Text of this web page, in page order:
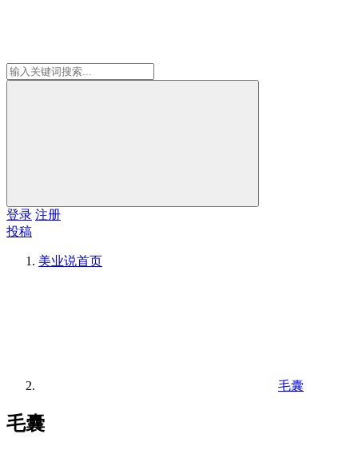
登录 注册
投稿
美业说首页
毛囊
毛囊